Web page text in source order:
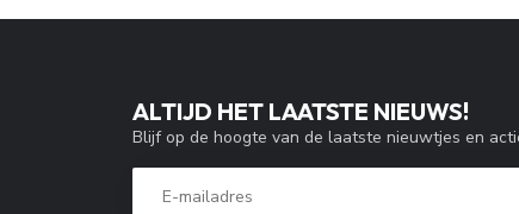
ALTIJD HET LAATSTE NIEUWS!
Blijf op de hoogte van de laatste nieuwtjes en